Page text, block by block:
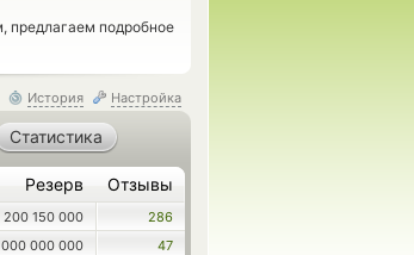
предлагаем подробное
История Настройка
Статистика
Резерв Отзывы
200 150 000
286
000 000 000
47